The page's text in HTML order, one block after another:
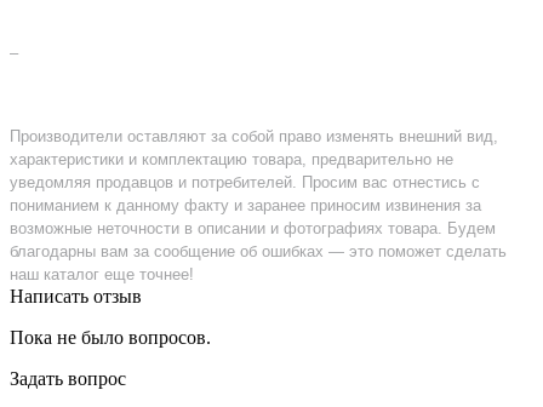
–
Производители оставляют за собой право изменять внешний вид,
характеристики и комплектацию товара, предварительно не
уведомляя продавцов и потребителей. Просим вас отнестись с
пониманием к данному факту и заранее приносим извинения за
возможные неточности в описании и фотографиях товара. Будем
благодарны вам за сообщение об ошибках — это поможет сделать
наш каталог еще точнее!
Написать отзыв
Пока не было вопросов.
Задать вопрос